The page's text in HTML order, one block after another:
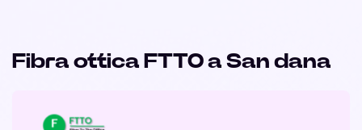
Fibra ottica FTTO a San dana